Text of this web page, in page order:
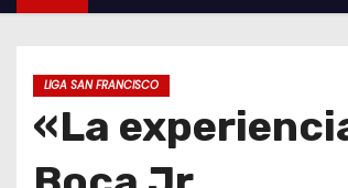
LIGA SAN FRANCISCO
«La